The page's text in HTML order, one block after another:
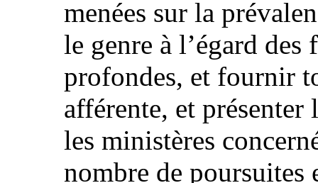
menées sur la
le genre à l’égard des
profondes, et fournir
afférente, et présenter
les ministères
nombre de poursuites